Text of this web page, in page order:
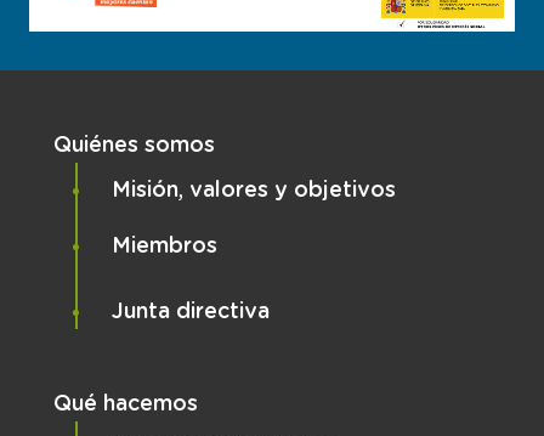
Navegación principal
Quiénes somos
Misión, valores y objetivos
Miembros
Junta directiva
Qué hacemos